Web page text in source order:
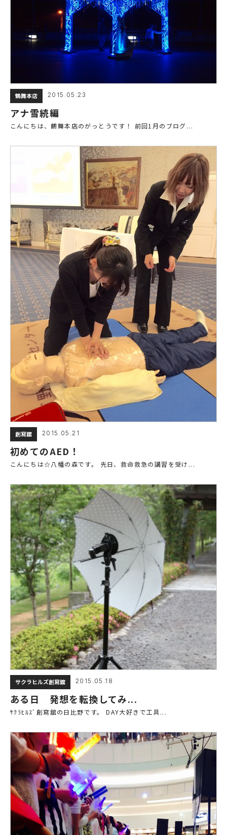
鶴舞本店 2015.05.23
アナ雪続編
こんにちは、鶴舞本店のがっとうです！ 前回1月のブログ...
創寫舘 2015.05.21
初めてのAED！
こんにちは☆八幡の森です。 先日、救命救急の講習を受け...
サクラヒルズ創寫舘 2015.05.18
ある日 発想を転換してみ...
ｻｸﾗﾋﾙｽﾞ創寫舘の日比野です。 DAY大好きで工具...